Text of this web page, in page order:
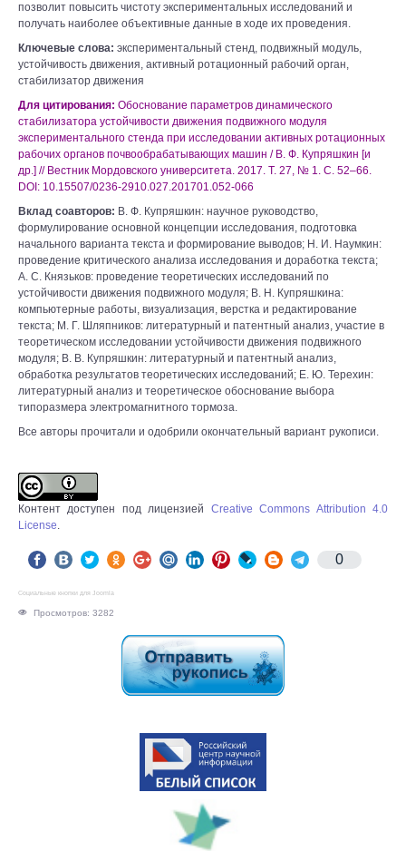
позволит повысить чистоту экспериментальных исследований и
получать наиболее объективные данные в ходе их проведения.
Ключевые слова: экспериментальный стенд, подвижный модуль,
устойчивость движения, активный ротационный рабочий орган,
стабилизатор движения
Для цитирования: Обоснование параметров динамического
стабилизатора устойчивости движения подвижного модуля
экспериментального стенда при исследовании активных ротационных
рабочих органов почвообрабатывающих машин / В. Ф. Купряшкин [и
др.] // Вестник Мордовского университета. 2017. Т. 27, № 1. С. 52–66.
DOI: 10.15507/0236-2910.027.201701.052-066
Вклад соавторов: В. Ф. Купряшкин: научное руководство,
формулирование основной концепции исследования, подготовка
начального варианта текста и формирование выводов; Н. И. Наумкин:
проведение критического анализа исследования и доработка текста;
А. С. Князьков: проведение теоретических исследований по
устойчивости движения подвижного модуля; В. Н. Купряшкина:
компьютерные работы, визуализация, верстка и редактирование
текста; М. Г. Шляпников: литературный и патентный анализ, участие в
теоретическом исследовании устойчивости движения подвижного
модуля; В. В. Купряшкин: литературный и патентный анализ,
обработка результатов теоретических исследований; Е. Ю. Терехин:
литературный анализ и теоретическое обоснование выбора
типоразмера электромагнитного тормоза.
Все авторы прочитали и одобрили окончательный вариант рукописи.
Контент доступен под лицензией Creative Commons Attribution 4.0
License.
0
Социальные кнопки для Joomla
Просмотров: 3282